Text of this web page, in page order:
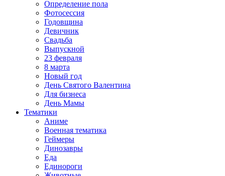
Определение пола
Фотосессия
Годовщина
Девичник
Свадьба
Выпускной
23 февраля
8 марта
Новый год
День Святого Валентина
Для бизнеса
День Мамы
Тематики
Аниме
Военная тематика
Геймеры
Динозавры
Еда
Единороги